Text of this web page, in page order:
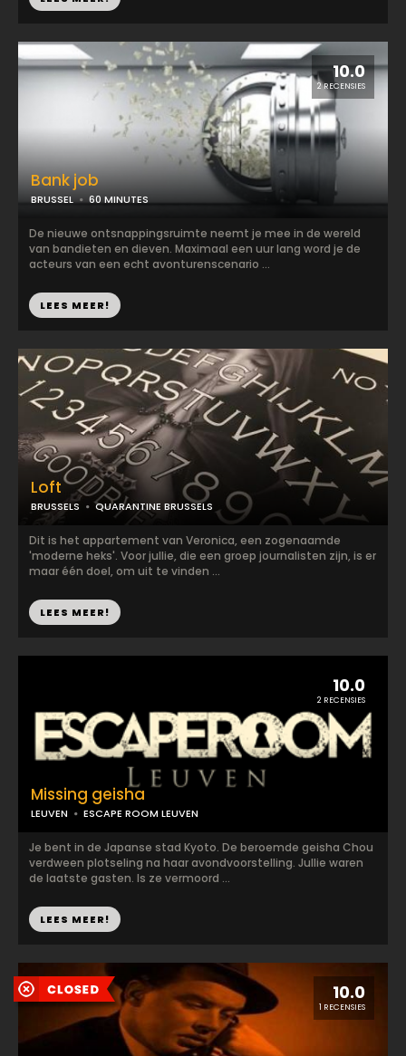
10.0
2 RECENSIES
Bank job
BRUSSEL 60 MINUTES
De nieuwe ontsnappingsruimte neemt je mee in de wereld
van bandieten en dieven. Maximaal een uur lang word je de
acteurs van een echt avonturenscenario ...
LEES MEER!
Loft
BRUSSELS QUARANTINE BRUSSELS
Dit is het appartement van Veronica, een zogenaamde
'moderne heks'. Voor jullie, die een groep journalisten zijn, is er
maar één doel, om uit te vinden ...
LEES MEER!
10.0
2 RECENSIES
Missing geisha
LEUVEN ESCAPE ROOM LEUVEN
Je bent in de Japanse stad Kyoto. De beroemde geisha Chou
verdween plotseling na haar avondvoorstelling. Jullie waren
de laatste gasten. Is ze vermoord ...
LEES MEER!
10.0
1 RECENSIES